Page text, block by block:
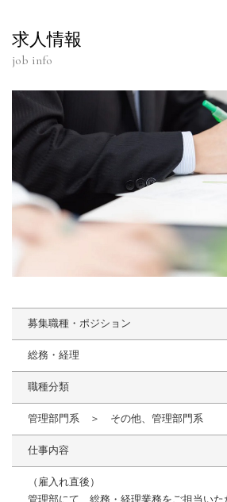
求人情報
job info
募集職種・ポジション
総務・経理
職種分類
管理部門系 ＞ その他、管理部門系
仕事内容
（雇入れ直後）
管理部にて、総務・経理業務をご担当いた